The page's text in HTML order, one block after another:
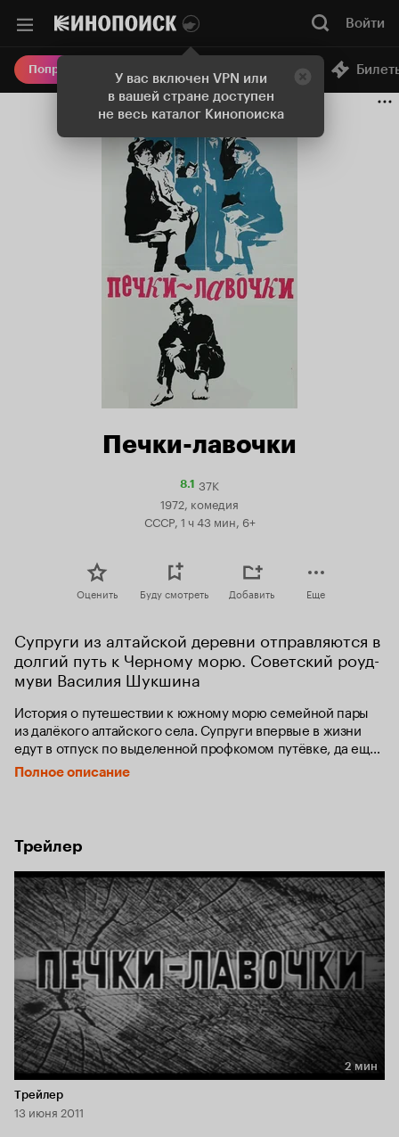
У вас включен VPN или
в вашей стране доступен
не весь каталог Кинопоиска
Войти
Попробовать Плюс Онлайн-кинотеатр
Печки-лавочки
8.1Рейтинг
37K
1972, комедия
СССР, 1 ч 43 мин, 6+
Оценить Буду смотреть Добавить Еще
Супруги из алтайской деревни отправляются в
долгий путь к Черному морю. Советский роуд-
муви Василия Шукшина
История о путешествии к южному морю семейной пары
из далёкого алтайского села. Супруги впервые в жизни
едут в отпуск по выделенной профкомом путёвке, да ещё
в отдельном купе! Дорожные приключения и ритм новой
жизни увлекают их, но и среди красот южной природы не
Полное описание
Трейлер
Длительность 2 мин
2 мин
Трейлер
13 июня 2011